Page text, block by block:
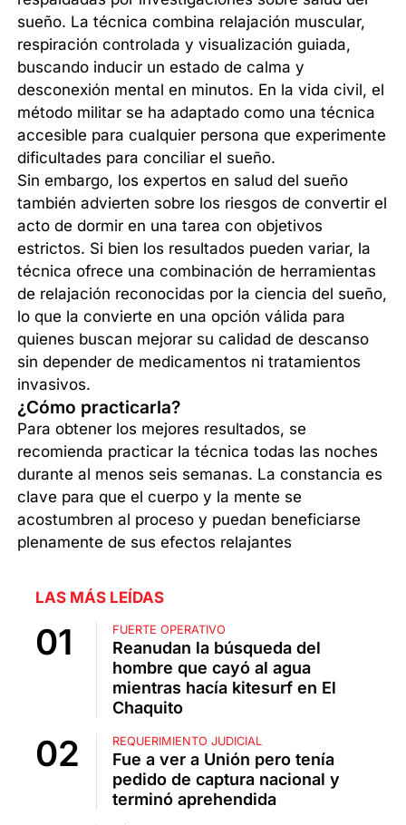
sueño. La técnica combina relajación muscular,
respiración controlada y visualización guiada,
buscando inducir un estado de calma y
desconexión mental en minutos. En la vida civil, el
método militar se ha adaptado como una técnica
accesible para cualquier persona que experimente
dificultades para conciliar el sueño.
Sin embargo, los expertos en salud del sueño
también advierten sobre los riesgos de convertir el
acto de dormir en una tarea con objetivos
estrictos. Si bien los resultados pueden variar, la
técnica ofrece una combinación de herramientas
de relajación reconocidas por la ciencia del sueño,
lo que la convierte en una opción válida para
quienes buscan mejorar su calidad de descanso
sin depender de medicamentos ni tratamientos
invasivos.
¿Cómo practicarla?
Para obtener los mejores resultados, se
recomienda practicar la técnica todas las noches
durante al menos seis semanas. La constancia es
clave para que el cuerpo y la mente se
acostumbren al proceso y puedan beneficiarse
plenamente de sus efectos relajantes
LAS MÁS LEÍDAS
FUERTE OPERATIVO
Reanudan la búsqueda del
hombre que cayó al agua
mientras hacía kitesurf en El
Chaquito
REQUERIMIENTO JUDICIAL
Fue a ver a Unión pero tenía
pedido de captura nacional y
terminó aprehendida